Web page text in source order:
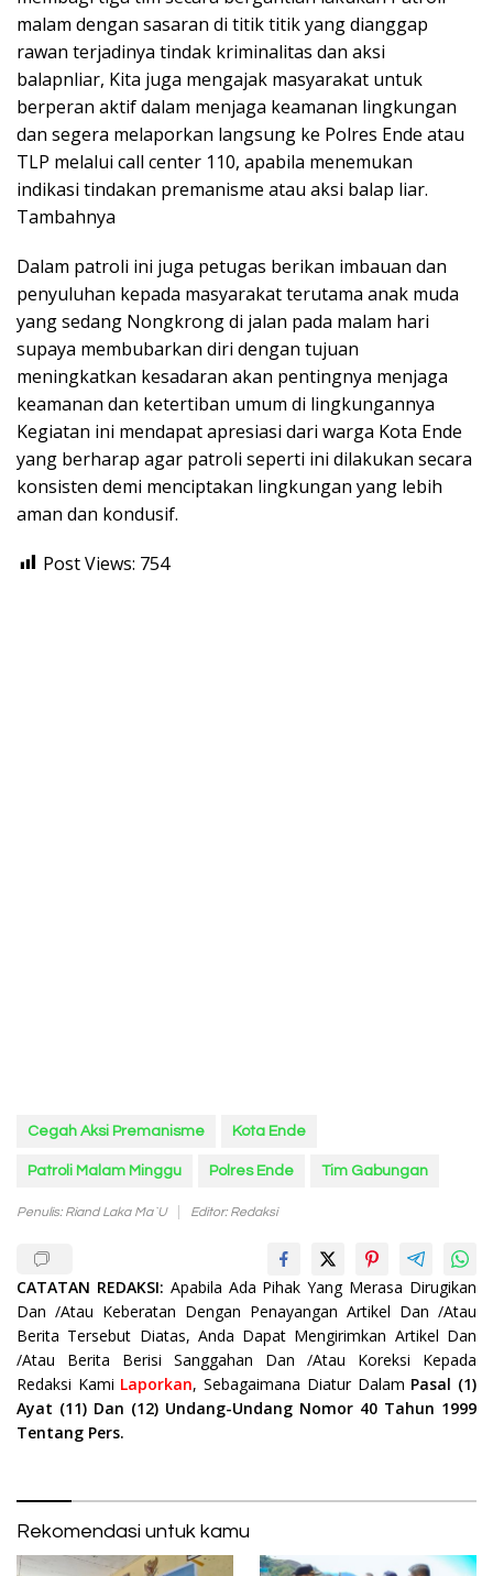
malam dengan sasaran di titik titik yang dianggap
rawan terjadinya tindak kriminalitas dan aksi
balapnliar, Kita juga mengajak masyarakat untuk
berperan aktif dalam menjaga keamanan lingkungan
dan segera melaporkan langsung ke Polres Ende atau
TLP melalui call center 110, apabila menemukan
indikasi tindakan premanisme atau aksi balap liar.
Tambahnya
Dalam patroli ini juga petugas berikan imbauan dan
penyuluhan kepada masyarakat terutama anak muda
yang sedang Nongkrong di jalan pada malam hari
supaya membubarkan diri dengan tujuan
meningkatkan kesadaran akan pentingnya menjaga
keamanan dan ketertiban umum di lingkungannya
Kegiatan ini mendapat apresiasi dari warga Kota Ende
yang berharap agar patroli seperti ini dilakukan secara
konsisten demi menciptakan lingkungan yang lebih
aman dan kondusif.
Post Views: 754
Cegah Aksi Premanisme Kota Ende
Patroli Malam Minggu Polres Ende Tim Gabungan
Penulis: Riand Laka Ma`u Editor: Redaksi
CATATAN REDAKSI: Apabila Ada Pihak Yang Merasa Dirugikan
Dan /Atau Keberatan Dengan Penayangan Artikel Dan /Atau
Berita Tersebut Diatas, Anda Dapat Mengirimkan Artikel Dan
/Atau Berita Berisi Sanggahan Dan /Atau Koreksi Kepada
Redaksi Kami Laporkan, Sebagaimana Diatur Dalam Pasal (1)
Ayat (11) Dan (12) Undang-Undang Nomor 40 Tahun 1999
Tentang Pers.
Rekomendasi untuk kamu